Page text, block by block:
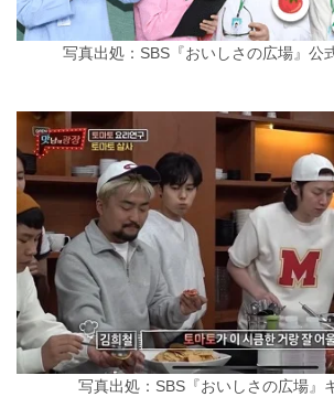
写真出処：SBS『おいしさの広場』公
写真出処：SBS『おいしさの広場』